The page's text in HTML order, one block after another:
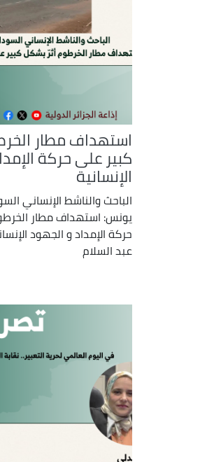
استهداف مطار
كبير على حركة
الإنسانية
الباحث والناشط الإنساني
يونس: استهداف مطار
حركة الإمداد و الجهود
عبد السلام